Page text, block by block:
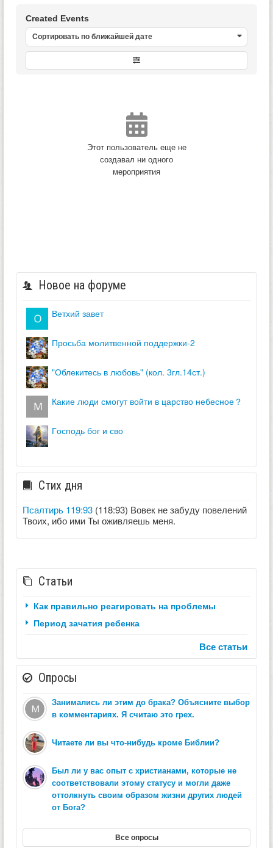
Created Events
Сортировать по ближайшей дате
Этот пользователь еще не
создавал ни одного
мероприятия
Новое на форуме
ветхий завет
просьба молитвенной поддержки-2
"облекитесь в любовь" (кол. 3гл.14ст.)
какие люди смогут войти в царство небесное？
господь бог и сво
Стих дня
Псалтирь 119:93 (118:93) Вовек не забуду повелений
Твоих, ибо ими Ты оживляешь меня.
Статьи
Как правильно реагировать на проблемы
Период зачатия ребенка
Все статьи
Опросы
Занимались ли этим до брака? Объясните выбор
в комментариях. Я считаю это грех.
Читаете ли вы что-нибудь кроме Библии?
Был ли у вас опыт с христианами, которые не
соответствовали этому статусу и могли даже
оттолкнуть своим образом жизни других людей
от Бога?
Все опросы